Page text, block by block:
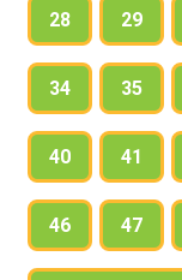
28 29
34 35
40 41
46 47